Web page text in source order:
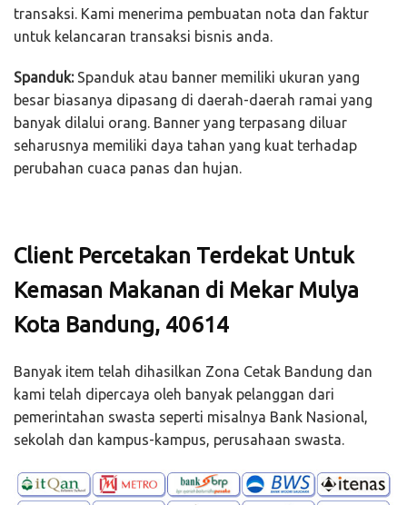
transaksi. Kami menerima pembuatan nota dan faktur
untuk kelancaran transaksi bisnis anda.
Spanduk:Spanduk atau banner memiliki ukuran yang
besar biasanya dipasang di daerah-daerah ramai yang
banyak dilalui orang. Banner yang terpasang diluar
seharusnya memiliki daya tahan yang kuat terhadap
perubahan cuaca panas dan hujan.
Client Percetakan Terdekat Untuk
Kemasan Makanan di Mekar Mulya
Kota Bandung, 40614
Banyak item telah dihasilkan Zona Cetak Bandung dan
kami telah dipercaya oleh banyak pelanggan dari
pemerintahan swasta seperti misalnya Bank Nasional,
sekolah dan kampus-kampus, perusahaan swasta.